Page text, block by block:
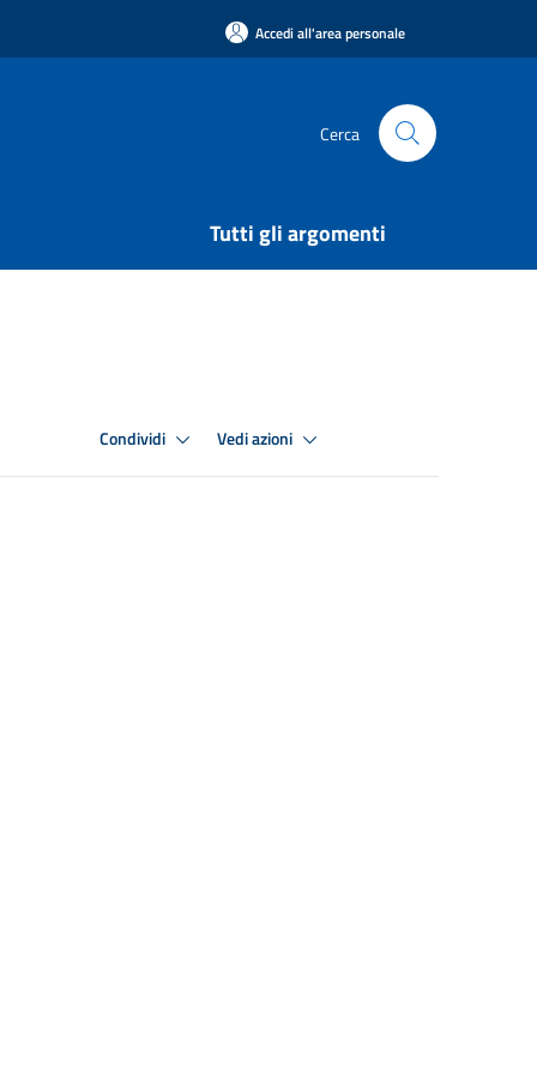
Accedi all'area personale
Cerca
Tutti gli argomenti
Condividi Vedi azioni